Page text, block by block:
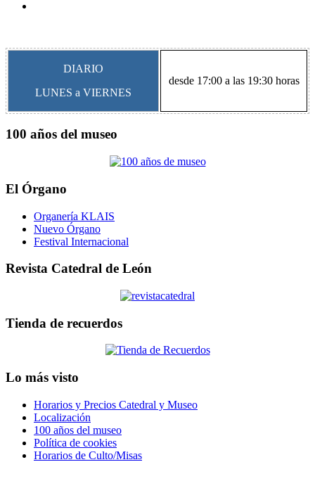
DIARIO
LUNES a VIERNES
desde 17:00 a las 19:30 horas
100 años del museo
El Órgano
Organería KLAIS
Nuevo Órgano
Festival Internacional
Revista Catedral de León
Tienda de recuerdos
Lo más visto
Horarios y Precios Catedral y Museo
Localización
100 años del museo
Política de cookies
Horarios de Culto/Misas